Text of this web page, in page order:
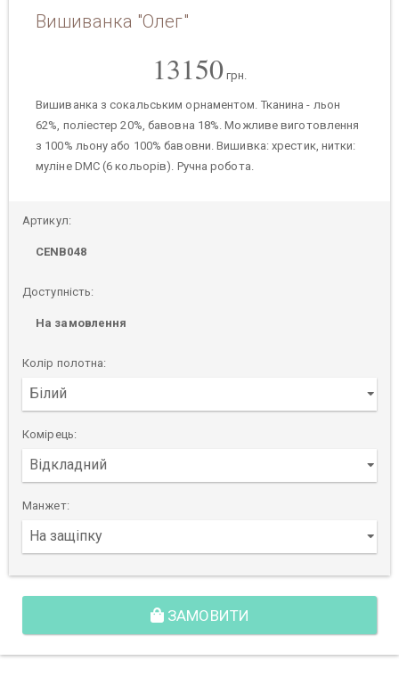
Вишиванка "Олег"
13150 грн.
Вишиванка з сокальським орнаментом. Тканина - льон
62%, поліестер 20%, бавовна 18%. Можливе виготовлення
з 100% льону або 100% бавовни. Вишивка: хрестик, нитки:
муліне DMC (6 кольорів). Ручна робота.
Артикул:
CENB048
Доступність:
На замовлення
Колір полотна:
Комірець:
Манжет:
ЗАМОВИТИ